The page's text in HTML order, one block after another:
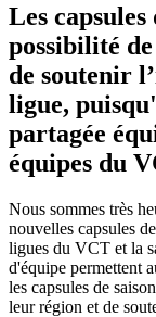
Les
possibilité
de soutenir
ligue,
partagée
équipes du
Nous sommes très
nouvelles capsules
ligues du VCT et la
d'équipe permettent
les capsules de
leur région et de